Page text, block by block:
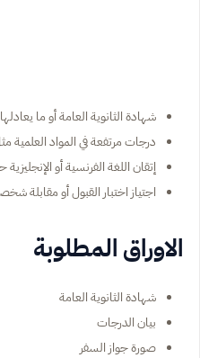
شهادة الثانوية العامة أو ما يعادلها
درجات مرتفعة في المواد العلمية
إتقان اللغة الفرنسية أو
اجتياز اختبار القبول أو مقابلة
الاوراق المطلوبة
شهادة الثانوية العامة
بيان الدرجات
صورة جواز السفر